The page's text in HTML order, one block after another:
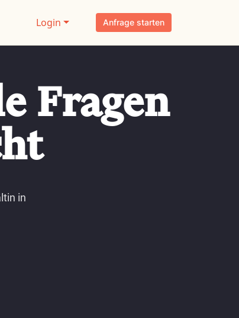
Login Anfrage starten
Fragen
in